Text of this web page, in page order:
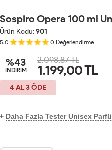
Sospiro Opera 100 ml
Ürün Kodu:901
5.0 0 Değerlendirme
%43
İNDİRİM
2.098,87 TL
1.199,00TL
4 AL 3 ÖDE
+ Daha Fazla Tester Unisex